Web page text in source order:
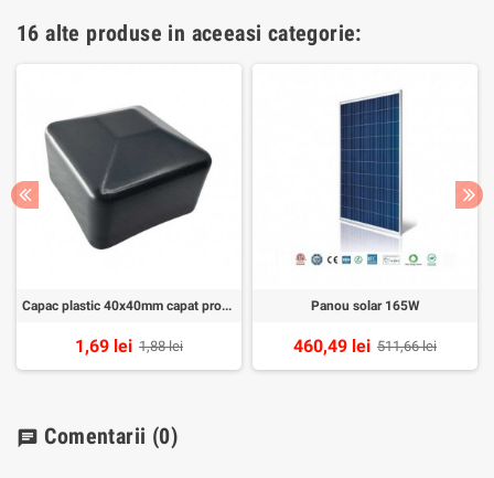
16 alte produse in aceeasi categorie:
Capac plastic 40x40mm capat profil panou solar
1,69 lei 1,88 lei
Panou solar 165W
460,49 lei 511,66 lei
chat Comentarii (0)